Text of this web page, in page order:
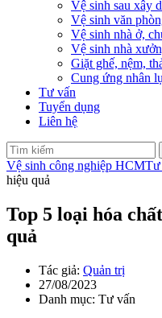
Vệ sinh sau xây
Vệ sinh văn
Vệ sinh nhà ở,
Vệ sinh nhà
Giặt ghế, nệm,
Cung ứng nhân
Tư vấn
Tuyển dụng
Liên hệ
Vệ sinh công nghiệp HCMTư
hiệu quả
Top 5 loại hóa
quả
Tác giả: Quản trị
27/08/2023
Danh mục: Tư vấn